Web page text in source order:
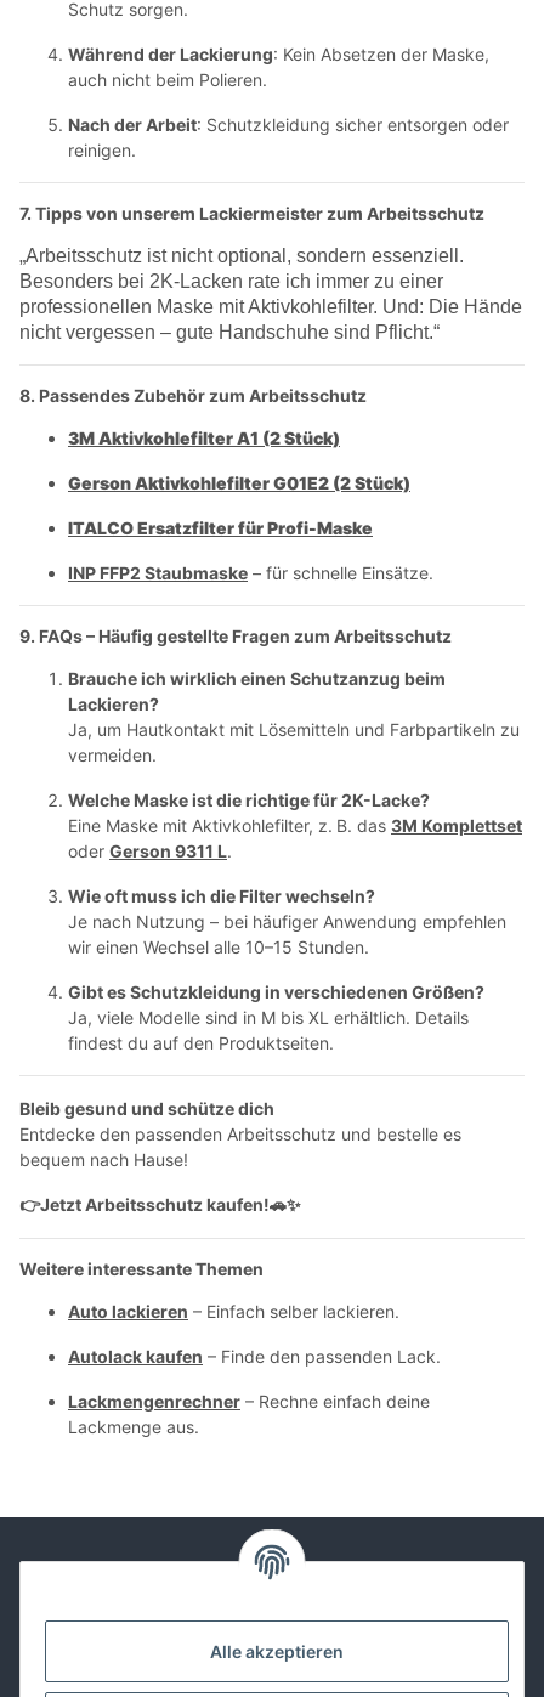
Alle akzeptieren
Schutz sorgen.
Während der Lackierung: Kein Absetzen der Maske,
auch nicht beim Polieren.
Nach der Arbeit: Schutzkleidung sicher entsorgen oder
reinigen.
7. Tipps von unserem Lackiermeister zum Arbeitsschutz
„Arbeitsschutz ist nicht optional, sondern essenziell.
Besonders bei 2K-Lacken rate ich immer zu einer
professionellen Maske mit Aktivkohlefilter. Und: Die Hände
nicht vergessen – gute Handschuhe sind Pflicht.“
8. Passendes Zubehör zum Arbeitsschutz
3M Aktivkohlefilter A1 (2 Stück)
Gerson Aktivkohlefilter G01E2 (2 Stück)
ITALCO Ersatzfilter für Profi-Maske
INP FFP2 Staubmaske – für schnelle Einsätze.
9. FAQs – Häufig gestellte Fragen zum Arbeitsschutz
Brauche ich wirklich einen Schutzanzug beim
Lackieren?
Ja, um Hautkontakt mit Lösemitteln und Farbpartikeln zu
vermeiden.
Welche Maske ist die richtige für 2K-Lacke?
Eine Maske mit Aktivkohlefilter, z. B. das 3M Komplettset
oder Gerson 9311 L.
Wie oft muss ich die Filter wechseln?
Je nach Nutzung – bei häufiger Anwendung empfehlen
wir einen Wechsel alle 10–15 Stunden.
Gibt es Schutzkleidung in verschiedenen Größen?
Ja, viele Modelle sind in M bis XL erhältlich. Details
findest du auf den Produktseiten.
Bleib gesund und schütze dich
Entdecke den passenden Arbeitsschutz und bestelle es
bequem nach Hause!
👉Jetzt Arbeitsschutz kaufen!🚗✨
Weitere interessante Themen
Auto lackieren – Einfach selber lackieren.
Autolack kaufen – Finde den passenden Lack.
Lackmengenrechner – Rechne einfach deine
Lackmenge aus.